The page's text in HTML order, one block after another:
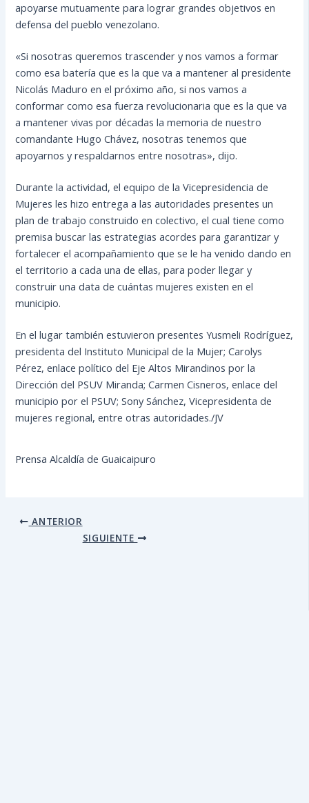
apoyarse mutuamente para lograr grandes objetivos en
defensa del pueblo venezolano.
«Si nosotras queremos trascender y nos vamos a formar
como esa batería que es la que va a mantener al presidente
Nicolás Maduro en el próximo año, si nos vamos a
conformar como esa fuerza revolucionaria que es la que va
a mantener vivas por décadas la memoria de nuestro
comandante Hugo Chávez, nosotras tenemos que
apoyarnos y respaldarnos entre nosotras», dijo.
Durante la actividad, el equipo de la Vicepresidencia de
Mujeres les hizo entrega a las autoridades presentes un
plan de trabajo construido en colectivo, el cual tiene como
premisa buscar las estrategias acordes para garantizar y
fortalecer el acompañamiento que se le ha venido dando en
el territorio a cada una de ellas, para poder llegar y
construir una data de cuántas mujeres existen en el
municipio.
En el lugar también estuvieron presentes Yusmeli Rodríguez,
presidenta del Instituto Municipal de la Mujer; Carolys
Pérez, enlace político del Eje Altos Mirandinos por la
Dirección del PSUV Miranda; Carmen Cisneros, enlace del
municipio por el PSUV; Sony Sánchez, Vicepresidenta de
mujeres regional, entre otras autoridades./JV
Prensa Alcaldía de Guaicaipuro
ANTERIOR
SIGUIENTE